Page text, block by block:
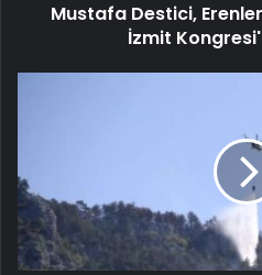
Mustafa Destici,
İzmit